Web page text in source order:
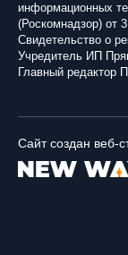
информационных
(Роскомнадзор) от
Свидетельство о
Учредитель ИП
Главный редактор
Сайт создан веб-